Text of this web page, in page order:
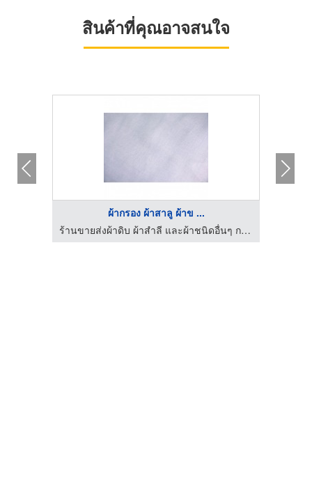
สินค้าที่คุณอาจสนใจ
ผ้ากรอง ผ้าสาลู ผ้าข ...
ร้านขายส่งผ้าดิบ ผ้าสำลี และผ้าชนิดอื่นๆ กรุงเทพ เลิศวาณิชย์เท็กซ์ไทล์